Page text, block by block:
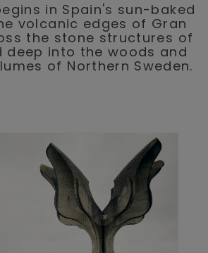
in Spain's sun-baked
volcanic edges of Gran
the stone structures of
deep into the woods and
of Northern Sweden.